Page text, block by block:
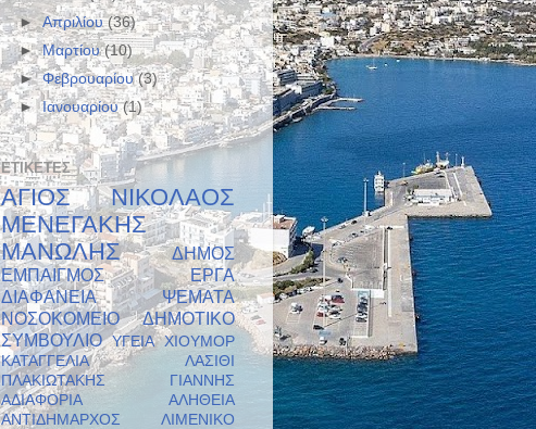
►Απριλίου(36)
►Μαρτίου(10)
►Φεβρουαρίου(3)
►Ιανουαρίου(1)
ΕΤΙΚΈΤΕΣ
ΑΓΙΟΣ ΝΙΚΟΛΑΟΣ
ΜΕΝΕΓΑΚΗΣ
ΜΑΝΩΛΗΣ
ΔΗΜΟΣ
ΕΜΠΑΙΓΜΟΣ
ΕΡΓΑ
ΔΙΑΦΑΝΕΙΑ
ΨΕΜΑΤΑ
ΝΟΣΟΚΟΜΕΙΟ
ΔΗΜΟΤΙΚΟ
ΣΥΜΒΟΥΛΙΟ ΥΓΕΙΑ ΧΙΟΥΜΟΡ
ΚΑΤΑΓΓΕΛΙΑ
ΛΑΣΙΘΙ
ΠΛΑΚΙΩΤΑΚΗΣ ΓΙΑΝΝΗΣ
ΑΔΙΑΦΟΡΙΑ
ΑΛΗΘΕΙΑ
ΑΝΤΙΔΗΜΑΡΧΟΣ
ΛΙΜΕΝΙΚΟ